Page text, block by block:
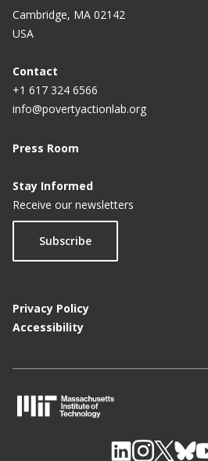
Cambridge, MA 02142
USA
Contact
+1 617 324 6566
info@povertyactionlab.org
Press Room
Stay Informed
Receive our newsletters
Subscribe
Privacy Policy
Accessibility
I